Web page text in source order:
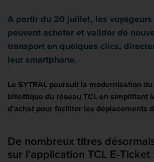
A partir du 20 juillet, les voyageurs
peuvent acheter et valider de
transport en quelques clics,
leur smartphone.
Le SYTRAL poursuit la modernisation
billettique du réseau TCL en simplifiant
d’achat pour faciliter les déplacements
De nombreux titres
sur l'application TCL E-Ticket